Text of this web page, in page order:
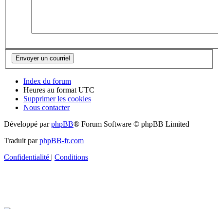
Index du forum
Heures au format UTC
Supprimer les cookies
Nous contacter
Développé parphpBB® Forum Software © phpBB Limited
Traduit parphpBB-fr.com
Confidentialité | Conditions